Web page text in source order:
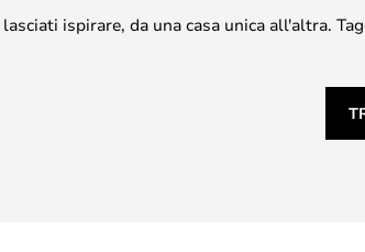
lasciati ispirare, da una casa unica all'altra.